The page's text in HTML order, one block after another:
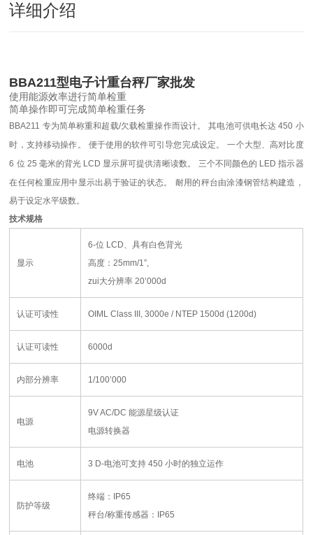
详细介绍
BBA211型电子计重台秤厂家批发
使用能源效率进行简单检重
简单操作即可完成简单检重任务
BBA211 专为简单称重和超载/欠载检重操作而设计。 其电池可供电长达 450 小
时，支持移动操作。
便于使用的软件可引导您完成设定。
一个大型、高对比度
6 位 25 毫米的背光 LCD 显示屏可提供清晰读数。 三个不同颜色的 LED指示器
在任何检重应用中显示出易于验证的状态。
耐用的秤台由涂漆钢管结构建造，
易于设定水平级数。
技术规格
显示
6-位 LCD、具有白色背光
高度：25mm/1”,
zui大分辨率 20’000d
认证可读性 OIML Class III, 3000e / NTEP 1500d (1200d)
认证可读性 6000d
内部分辨率 1/100’000
电源
9V AC/DC能源星级认证
电源转换器
电池 3 D-电池可支持 450小时的独立运作
防护等级
终端：
IP65
秤台/称重传感器： IP65